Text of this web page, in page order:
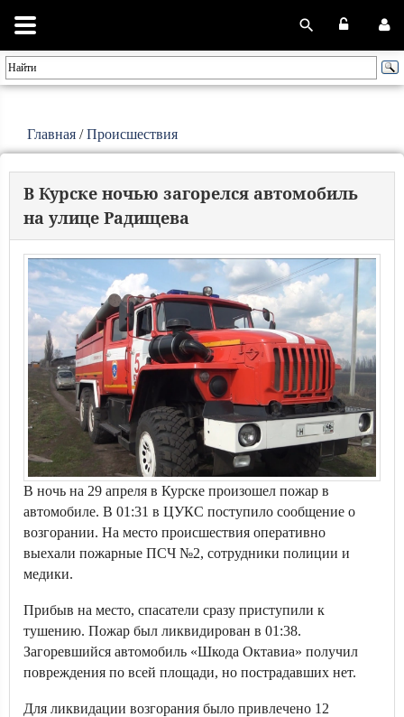
Главная /Происшествия
В Курске ночью загорелся автомобиль
на улице Радищева
В ночь на 29 апреля в Курске произошел пожар в
автомобиле. В 01:31 в ЦУКС поступило сообщение о
возгорании. На место происшествия оперативно
выехали пожарные ПСЧ №2, сотрудники полиции и
медики.
Прибыв на место, спасатели сразу приступили к
тушению. Пожар был ликвидирован в 01:38.
Загоревшийся автомобиль «Шкода Октавиа» получил
повреждения по всей площади, но пострадавших нет.
Для ликвидации возгорания было привлечено 12